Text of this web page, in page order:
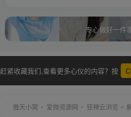
专心做好一件
赶紧收藏我们,查看更多心仪的内容？按
傲天小窝 爱微资源网 狂神云浏览